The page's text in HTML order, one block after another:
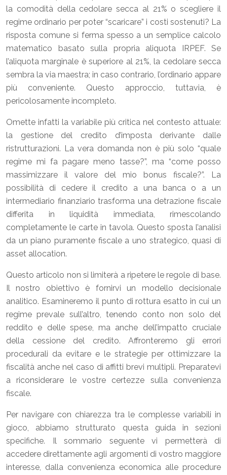
la comodità della cedolare secca al 21% o scegliere il
regime ordinario per poter “scaricare” i costi sostenuti? La
risposta comune si ferma spesso a un semplice calcolo
matematico basato sulla propria aliquota IRPEF. Se
l’aliquota marginale è superiore al 21%, la cedolare secca
sembra la via maestra; in caso contrario, l’ordinario appare
più conveniente. Questo approccio, tuttavia, è
pericolosamente incompleto.
Omette infatti la variabile più critica nel contesto attuale:
la gestione del credito d’imposta derivante dalle
ristrutturazioni. La vera domanda non è più solo “quale
regime mi fa pagare meno tasse?”, ma “come posso
massimizzare il valore del mio bonus fiscale?”. La
possibilità di cedere il credito a una banca o a un
intermediario finanziario trasforma una detrazione fiscale
differita in liquidità immediata, rimescolando
completamente le carte in tavola. Questo sposta l’analisi
da un piano puramente fiscale a uno strategico, quasi di
asset allocation.
Questo articolo non si limiterà a ripetere le regole di base.
Il nostro obiettivo è fornirvi un modello decisionale
analitico. Esamineremo il punto di rottura esatto in cui un
regime prevale sull’altro, tenendo conto non solo del
reddito e delle spese, ma anche dell’impatto cruciale
della cessione del credito. Affronteremo gli errori
procedurali da evitare e le strategie per ottimizzare la
fiscalità anche nel caso di affitti brevi multipli. Preparatevi
a riconsiderare le vostre certezze sulla convenienza
fiscale.
Per navigare con chiarezza tra le complesse variabili in
gioco, abbiamo strutturato questa guida in sezioni
specifiche. Il sommario seguente vi permetterà di
accedere direttamente agli argomenti di vostro maggiore
interesse, dalla convenienza economica alle procedure